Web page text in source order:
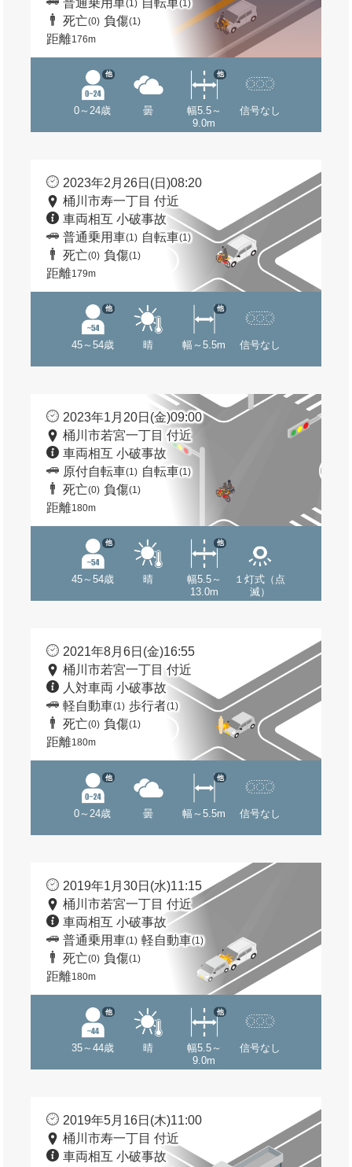
普通乗用車(1) 自転車(1)
死亡(0) 負傷(1)
距離176m
0～24歳
他
曇
幅5.5～
9.0m
他
信号なし
2023年2月26日(日)08:20
桶川市寿一丁目 付近
車両相互 小破事故
普通乗用車(1) 自転車(1)
死亡(0) 負傷(1)
距離179m
45～54歳
他
晴 幅～5.5m
他
信号なし
2023年1月20日(金)09:00
桶川市若宮一丁目 付近
車両相互 小破事故
原付自転車(1) 自転車(1)
死亡(0) 負傷(1)
距離180m
45～54歳
他
晴
幅5.5～
13.0m
他
１灯式（点
滅）
2021年8月6日(金)16:55
桶川市若宮一丁目 付近
人対車両 小破事故
軽自動車(1) 歩行者(1)
死亡(0) 負傷(1)
距離180m
0～24歳
他
曇 幅～5.5m
他
信号なし
2019年1月30日(水)11:15
桶川市若宮一丁目 付近
車両相互 小破事故
普通乗用車(1) 軽自動車(1)
死亡(0) 負傷(1)
距離180m
35～44歳
他
晴
幅5.5～
9.0m
他
信号なし
2019年5月16日(木)11:00
桶川市寿一丁目 付近
車両相互 小破事故